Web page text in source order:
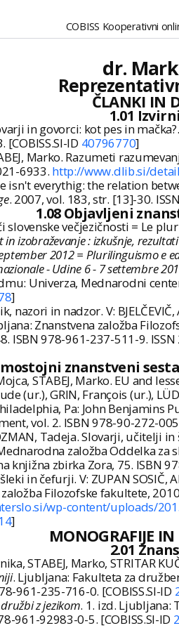
COBISS Kooperativni
dr.
ČLANKI IN
1.01
in govorci: kot pes in
ID 40796770]
Marko. Razumeti
6933. http://www.dlib.si/
isn't everythig: the relation
. 2007, vol. 183, str. [13]-30.
1.08 Objavljeni
slovenske večjezičnosti = Le
in izobraževanje : izkušnje,
2012 = Plurilinguismo e
- Udine 6 - 7 settembre
Univerza, Mednarodni
]
nazori in nadzor. V:
Znanstvena založba
ISBN 978-961-237-511-9.
znanstveni
STABEJ, Marko. EU and
(ur.), GRIN, François (ur.),
Pa: John Benjamins
vol. 2. ISBN 978-90-272-
Tadeja. Slovarji, učitelji in
založba Oddelka za
knjižna zbirka Zora, 75. ISBN
in čefurji. V: ZUPAN SOSIČ,
Filozofske fakultete,
wp-content/uploads/
]
MONOGRAFIJE
2.01
STABEJ, Marko, STRITAR
. Ljubljana: Fakulteta za
961-235-716-0. [COBISS.SI-ID
družbi z jezikom. 1. izd. Ljubljana:
961-92983-0-5. [COBISS.SI-ID